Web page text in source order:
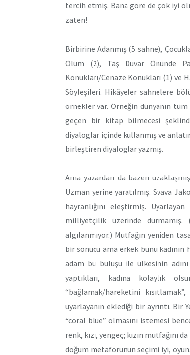
tercih etmiş. Bana göre de çok iyi
zaten!
Birbirine Adanmış (5 sahne),
Ölüm (2), Taş Duvar Önünde
Konukları/Cenaze Konukları (1)
Söyleşileri. Hikâyeler sahnelere
örnekler var. Örneğin dünyanın
geçen bir kitap bilmecesi
diyaloglar içinde kullanmış ve
birleştiren diyaloglar yazmış.
Ama yazardan da bazen
Uzman yerine yaratılmış. Svava
hayranlığını eleştirmiş.
milliyetçilik üzerinde
algılanmıyor.) Mutfağın yeniden
bir sonucu ama erkek bunu
adam bu buluşu ile ülkesinin
yaptıkları, kadına kolaylık
“bağlamak/hareketini
uyarlayanın eklediği bir ayrıntı. Bir
“coral blue” olmasını istemesi
renk, kızı, yengeç; kızın mutfağını
doğum metaforunun seçimi iyi,